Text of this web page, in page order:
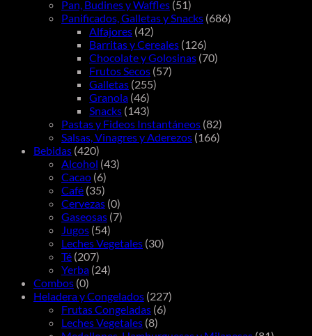
Pan, Budines y Waffles (51)
Panificados, Galletas y Snacks (686)
Alfajores (42)
Barritas y Cereales (126)
Chocolate y Golosinas (70)
Frutos Secos (57)
Galletas (255)
Granola (46)
Snacks (143)
Pastas y Fideos Instantáneos (82)
Salsas, Vinagres y Aderezos (166)
Bebidas (420)
Alcohol (43)
Cacao (6)
Café (35)
Cervezas (0)
Gaseosas (7)
Jugos (54)
Leches Vegetales (30)
Té (207)
Yerba (24)
Combos (0)
Heladera y Congelados (227)
Frutas Congeladas (6)
Leches Vegetales (8)